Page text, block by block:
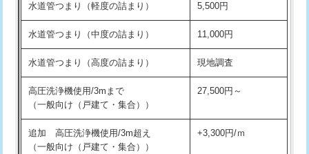
洗面台設置 38,500円
化粧台設置 22,000円
追加人工 16,500円
廃棄・処分 現場見積
※給水管工事は20mmまでの価格です。
交換・取付(排水栓・排水トラップ
22,000円+材料費
持込商品取付（混合水栓）
持込商品取付（浄水器・分岐水栓） 16,500円
水道管つまり（軽度の詰まり） 5,500円
水道管つまり（中度の詰まり） 11,000円
水道管つまり（高度の詰まり） 現地調査
高圧洗浄機使用/3mまで
（一般向け（戸建て・集合））
27,500円～
追加 高圧洗浄機使用/3m超え
（一般向け（戸建て・集合））
+3,300円/ｍ